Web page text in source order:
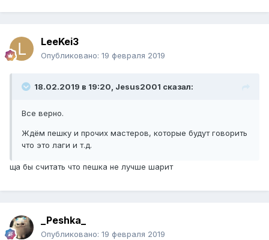
LeeKei3
Опубликовано: 19 февраля 2019
18.02.2019 в 19:20, Jesus2001 сказал:
Все верно.
Ждём пешку и прочих мастеров, которые будут говорить
что это лаги и т.д.
ща бы считать что пешка не лучше шарит
_Peshka_
Опубликовано: 19 февраля 2019